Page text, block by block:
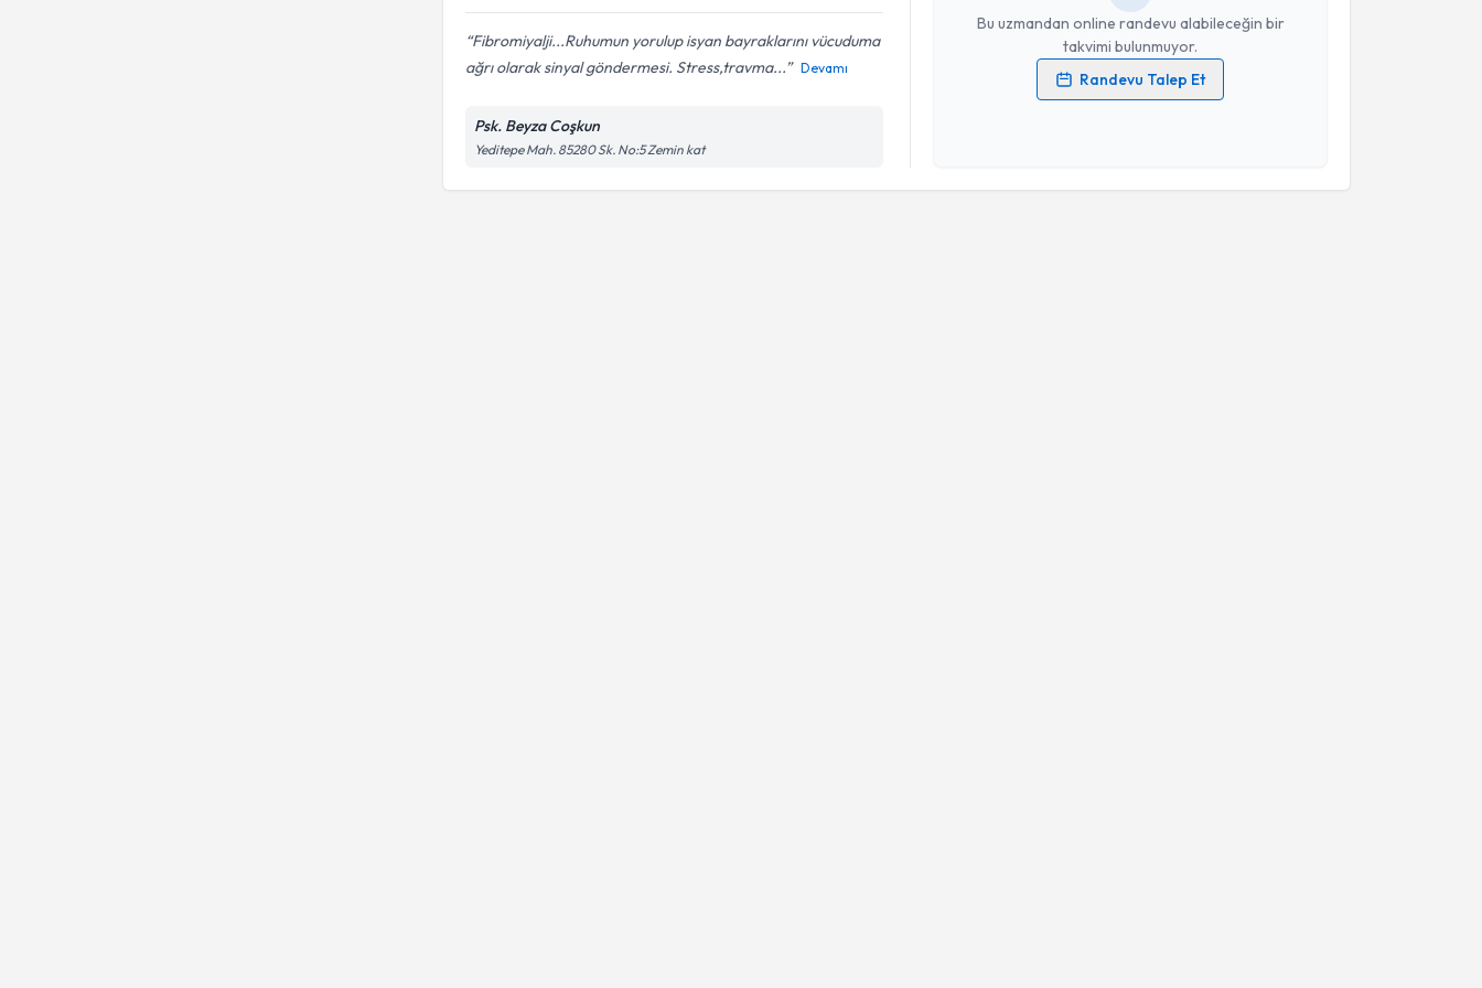
Fibromiyalji...Ruhumun yorulup isyan bayraklarını vücuduma
ağrı olarak sinyal göndermesi. Stress,travma...
Devamı
Psk. Beyza Coşkun
Yeditepe Mah. 85280 Sk. No:5 Zemin kat
Bu uzmandan online randevu alabileceğin bir
takvimi bulunmuyor.
Randevu Talep Et
Kişisel verilerimin işlenmesine ilişkinAydınlatma Metni